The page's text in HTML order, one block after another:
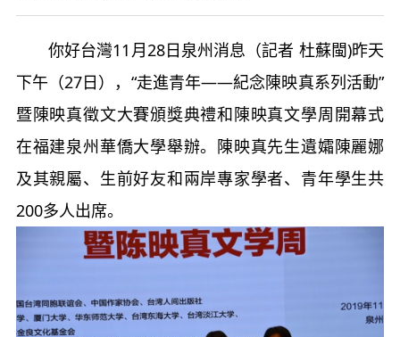
你好台灣11月28日泉州消息（記者 杜蘇閩)昨天
下午（27日），“走進青年——紀念陳映真系列活動”
暨陳映真徵文大賽頒獎典禮和陳映真文學周開幕式
在福建泉州華僑大學舉辦。陳映真先生遺孀陳麗娜
及其親屬、生前好友和兩岸專家學者、青年學生共
200多人出席。